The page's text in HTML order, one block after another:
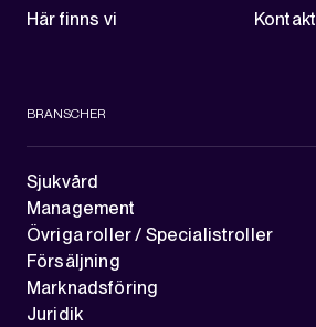
Här finns vi
Kontakt
BRANSCHER
Sjukvård
Management
Övriga roller / Specialistroller
Försäljning
Marknadsföring
Juridik